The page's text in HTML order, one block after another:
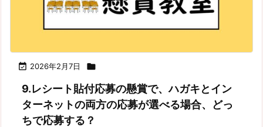
 2026年2月7日 
9.レシート貼付応募の懸賞で、ハガキとイン
ターネットの両方の応募が選べる場合、どっ
ちで応募する？